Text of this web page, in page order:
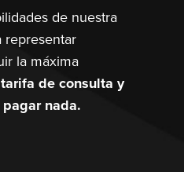
de nuestra
representar
la máxima
de consulta y
nada.